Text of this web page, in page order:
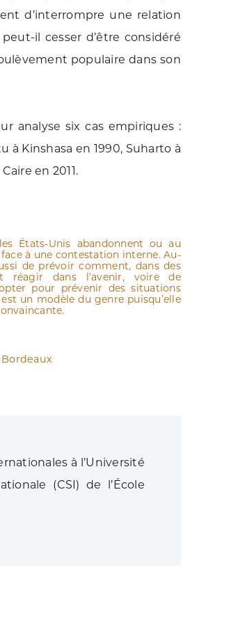
d’interrompre une relation
il cesser d’être considéré
populaire dans son
analyse six cas empiriques :
à Kinshasa en 1990, Suharto à
en 2011.
États-Unis abandonnent ou au
à une contestation interne. Au-
de prévoir comment, dans des
réagir dans l’avenir, voire de
pour prévenir des situations
un modèle du genre puisqu’elle
à l’Université
(CSI) de l’École